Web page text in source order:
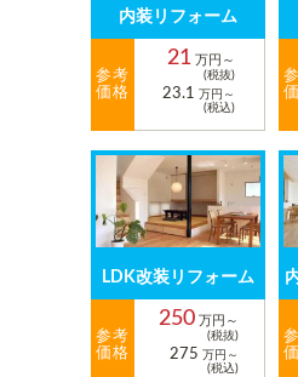
内装リフォーム
参考
価格
21 万円～
(税抜)
23.1 万円～
(税込)
LDK改装リフォーム
参考
価格
250 万円～
(税抜)
275 万円～
(税込)